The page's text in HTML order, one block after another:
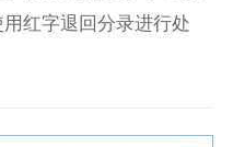
红字退回分录进行处